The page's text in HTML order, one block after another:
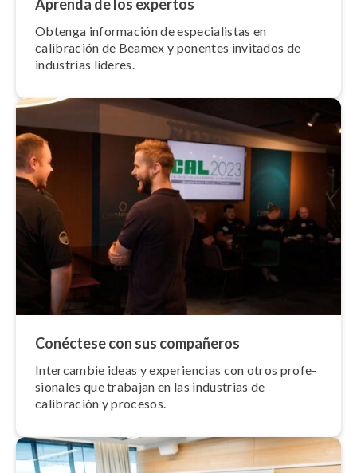
Aprenda de los expertos
Obtenga información de es­pe­cia­li­s­tas en
calibración de Beamex y ponentes invitados de
industrias líderes.
Conéctese con sus compañeros
Intercambie ideas y ex­pe­rie­n­cias con otros pro­fe­
sio­na­les que trabajan en las industrias de
calibración y procesos.